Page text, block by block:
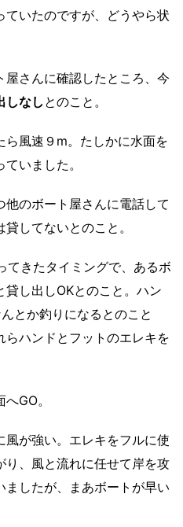
ていたのですが、どうやら状
さんに確認したところ、今
しなしとのこと。
ら風速９m。たしかに水面を
いました。
のボート屋さんに電話して
してないとのこと。
てきたタイミングで、あるボ
し出しOKとのこと。ハン
とか釣りになるとのこと
ハンドとフットのエレキを
GO。
が強い。エレキをフルに使
り、風と流れに任せて岸を攻
したが、まあボートが早い